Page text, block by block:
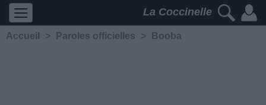
La Coccinelle
Accueil > Paroles officielles > Booba